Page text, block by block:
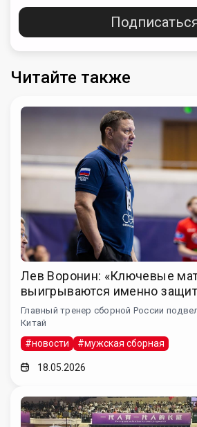
Читайте также
Лев Воронин: «Ключевые
выигрываются именно
Главный тренер сборной России
Китай
#новости #мужская сборная
18.05.2026